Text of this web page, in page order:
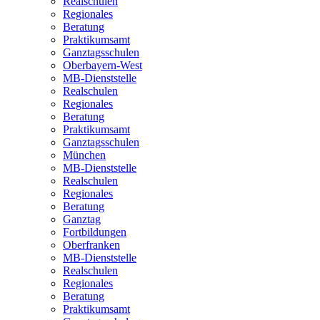
Regionales
Beratung
Praktikumsamt
Ganztagsschulen
Oberbayern-West
MB-Dienststelle
Realschulen
Regionales
Beratung
Praktikumsamt
Ganztagsschulen
München
MB-Dienststelle
Realschulen
Regionales
Beratung
Ganztag
Fortbildungen
Oberfranken
MB-Dienststelle
Realschulen
Regionales
Beratung
Praktikumsamt